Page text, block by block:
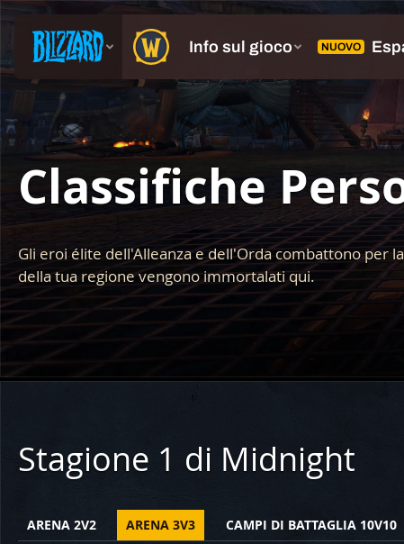
Classifiche
Gli eroi élite dell'Alleanza e dell'Orda combattono per
della tua regione vengono immortalati qui.
Stagione 1 di Midnight
ARENA 2V2 ARENA 3V3 CAMPI DI BATTAGLIA 10V10